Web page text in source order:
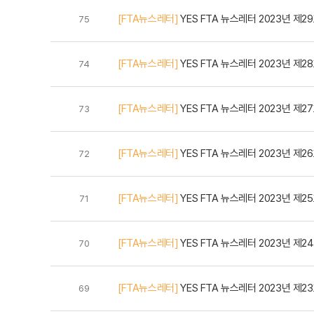
75 [FTA뉴스레터] YES FTA 뉴스레터 2023년 제
74 [FTA뉴스레터] YES FTA 뉴스레터 2023년 제
73 [FTA뉴스레터] YES FTA 뉴스레터 2023년 제
72 [FTA뉴스레터] YES FTA 뉴스레터 2023년 제
71 [FTA뉴스레터] YES FTA 뉴스레터 2023년 제
70 [FTA뉴스레터] YES FTA 뉴스레터 2023년 제
69 [FTA뉴스레터] YES FTA 뉴스레터 2023년 제